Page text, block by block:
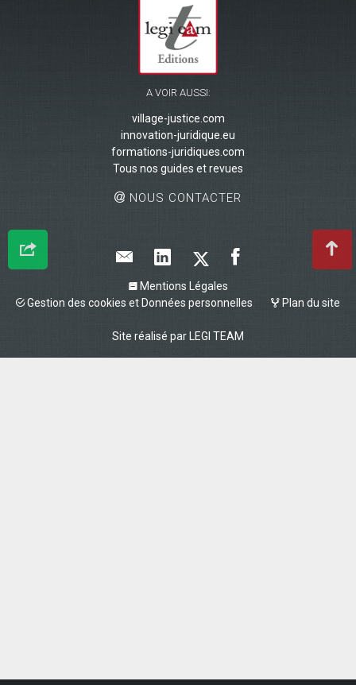
A VOIR AUSSI:
village-justice.com
innovation-juridique.eu
formations-juridiques.com
Tous nos guides et revues
NOUS CONTACTER
Mentions Légales
Gestion des cookies et Données personnelles
Plan du site
Site réalisé par LEGI TEAM